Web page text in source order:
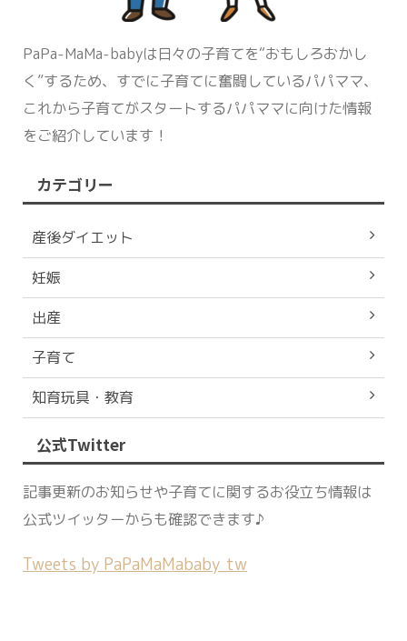
PaPa-MaMa-babyは日々の子育てを“おもしろおかし
く”するため、すでに子育てに奮闘しているパパママ、
これから子育てがスタートするパパママに向けた情報
をご紹介しています！
カテゴリー
産後ダイエット
妊娠
出産
子育て
知育玩具・教育
公式Twitter
記事更新のお知らせや子育てに関するお役立ち情報は
公式ツイッターからも確認できます♪
Tweets by PaPaMaMababy_tw